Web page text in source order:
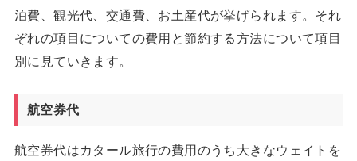
泊費、観光代、交通費、お土産代が挙げられます。それ
ぞれの項目についての費用と節約する方法について項目
別に見ていきます。
航空券代
航空券代はカタール旅行の費用のうち大きなウェイトを